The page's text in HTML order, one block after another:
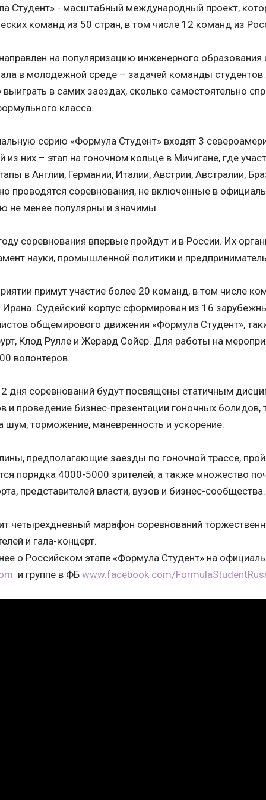
Студент» - масштабный международный проект,
команд из 50 стран, в том числе 12 команд из
на популяризацию инженерного образования
в молодежной среде – задачей команды студентов
выиграть в самих заездах, сколько самостоятельно
класса.
серию «Формула Студент» входят 3
из них – этап на гоночном кольце в Мичигане, где
в Англии, Германии, Италии, Австрии, Австралии,
проводятся соревнования, не включенные в
не менее популярны и значимы.
соревнования впервые пройдут и в России. Их
науки, промышленной политики и
примут участие более 20 команд, в том числе
Судейский корпус сформирован из 16
общемирового движения «Формула Студент»,
Клод Рулле и Жерард Сойер. Для работы на
волонтеров.
дня соревнований будут посвящены статичным
и проведение бизнес-презентации гоночных болидов,
шум, торможение, маневренность и ускорение.
предполагающие заезды по гоночной трассе,
порядка 4000-5000 зрителей, а также множество
представителей власти, вузов и бизнес-сообщества.
четырехдневный марафон соревнований
и гала-концерт.
о Российском этапе «Формула Студент» на
и группе в ФБ www.facebook.com/